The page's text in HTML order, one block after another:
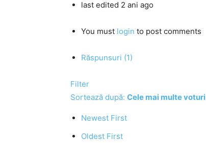
last edited 2 ani ago
You must login to post comments
Răspunsuri (1)
Filter
Sortează după: Cele mai multe voturi
Newest First
Oldest First